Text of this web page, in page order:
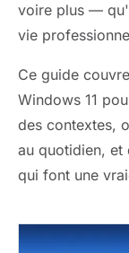
voire plus —
vie
Ce guide
Windows 11
des contextes,
au quotidien, et
qui font une